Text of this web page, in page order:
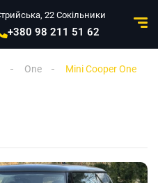
22 Сокільники
+380 98 211 51 62
One Mini Cooper One